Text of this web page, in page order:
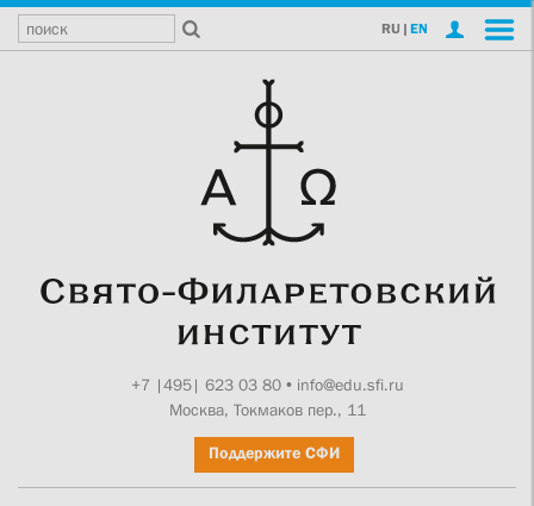
RU | EN
+7 |495| 623 03 80• info@edu.sfi.ru
Москва, Токмаков пер., 11
Поддержите СФИ